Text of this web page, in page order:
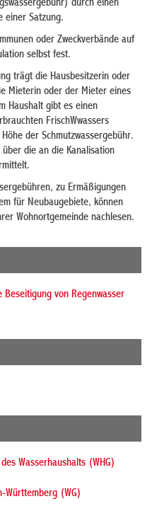
durch einen
einer Satzung.
oder Zweckverbände auf
selbst fest.
trägt die Hausbesitzerin oder
Mieterin oder der Mieter eines
Haushalt gibt es einen
FrischWwassers
der Schmutzwassergebühr.
die an die Kanalisation
zu Ermäßigungen
für Neubaugebiete, können
Wohnortgemeinde nachlesen.
von Regenwasser
Wasserhaushalts (WHG)
Württemberg (WG)